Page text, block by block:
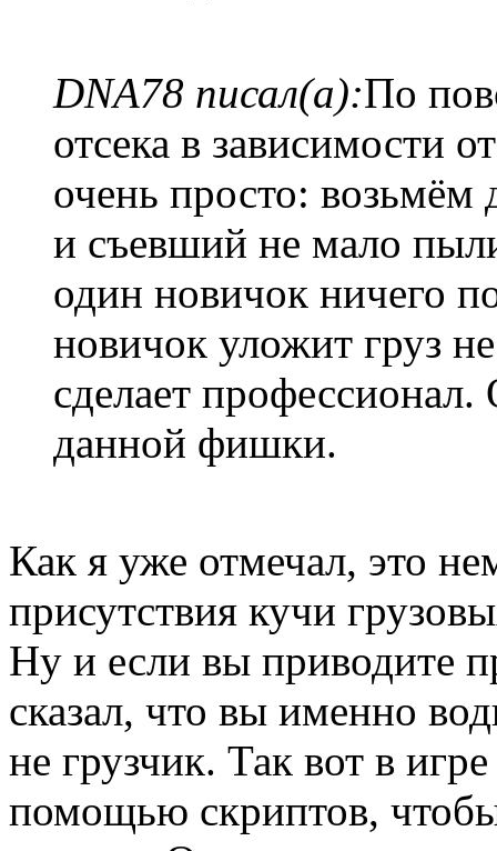
DNA78 писал(а):По
отсека в зависимости
очень просто:
и съевший не мало
один новичок ничего
новичок уложит груз
сделает
данной фишки.
Как я уже отмечал, это
присутствия кучи
Ну и если вы приводите
сказал, что вы именно
не грузчик. Так вот в
помощью скриптов,